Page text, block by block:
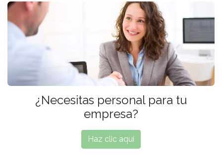
¿Necesitas personal para tu
empresa?
Haz clic aquí